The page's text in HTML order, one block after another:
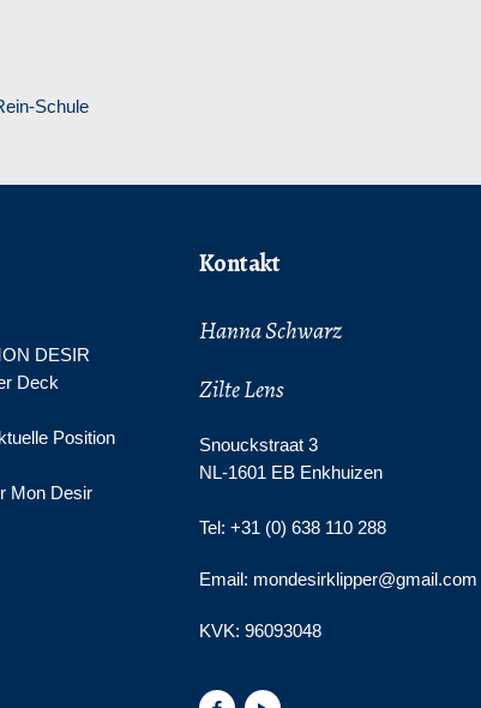
Schule
DESIR
Deck
Position
Mon Desir
Kontakt
Hanna Schwarz
Zilte Lens
Snouckstraat 3
NL-1601 EB Enkhuizen
Tel: +31 (0) 638 110 288
Email: mondesirklipper@gmail.com
KVK: 96093048